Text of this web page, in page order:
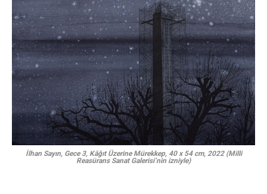
İlhan Sayın, Gece 3, Kâğıt Üzerine Mürekkep, 40 x 54 cm, 2022 (Milli
Reasürans Sanat Galerisi’nin izniyle)